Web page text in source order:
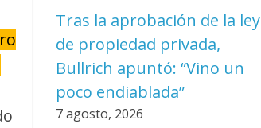
Tras la aprobación de la ley
de propiedad privada,
Bullrich apuntó: “Vino un
poco endiablada”
7 agosto, 2026